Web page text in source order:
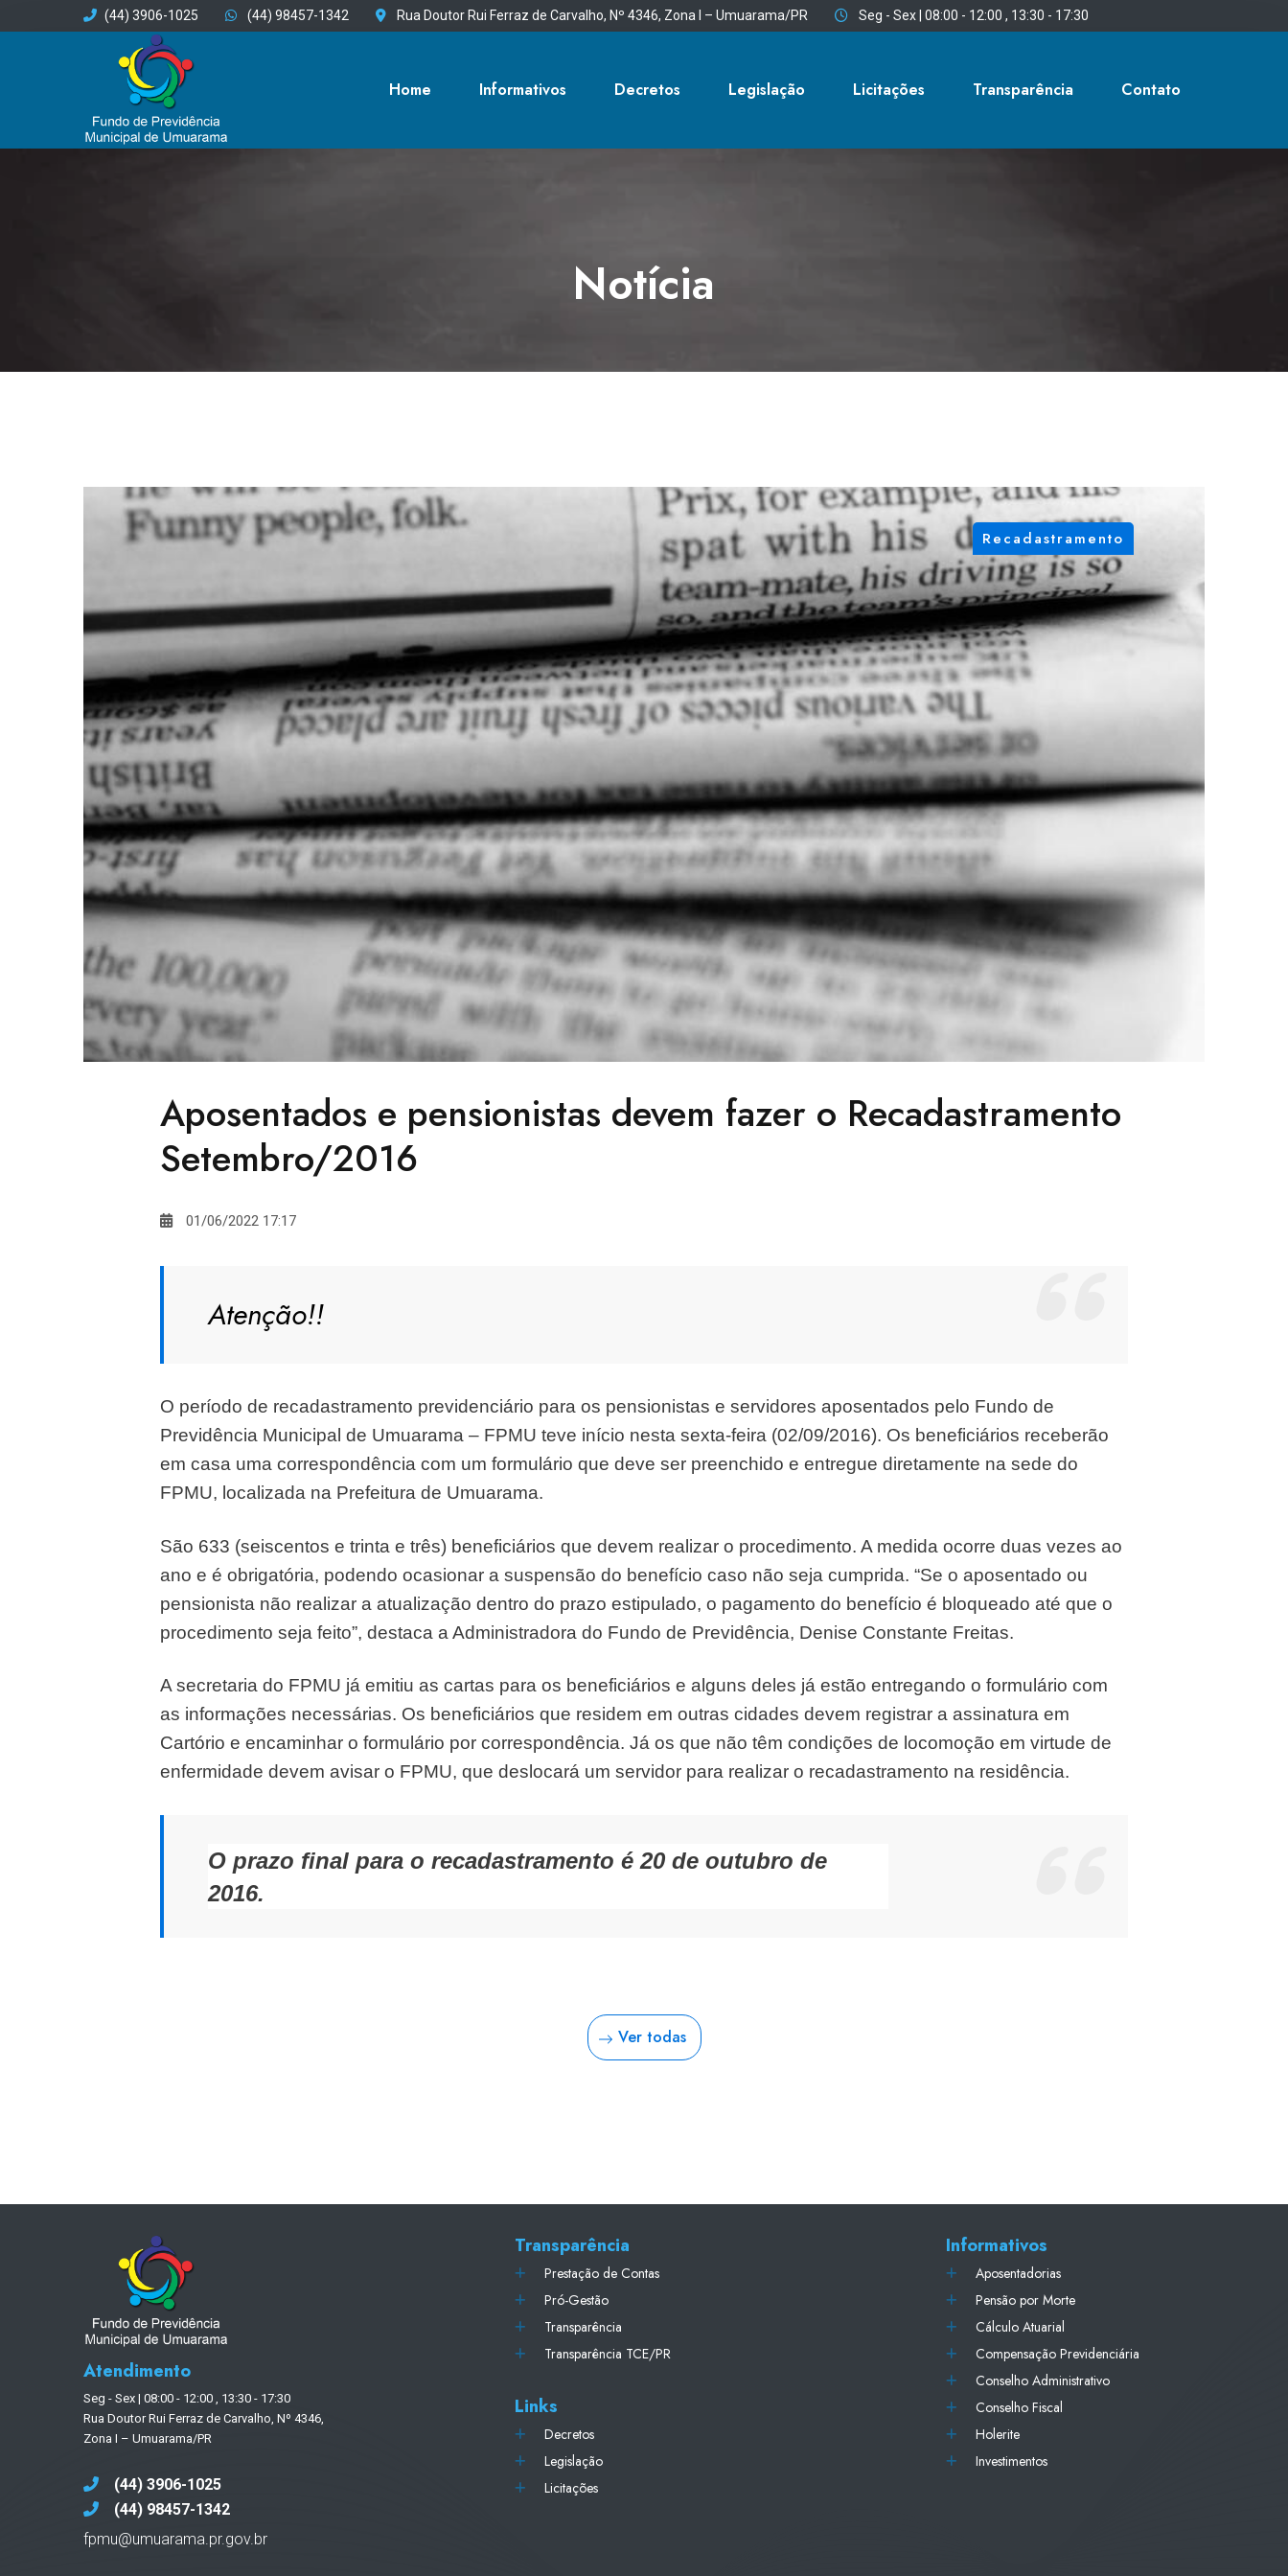
(44) 3906-1025 (44) 98457-1342 Rua Doutor Rui Ferraz de Carvalho, Nº 4346, Zona I – Umuarama/PR Seg - Sex | 08:00 - 12:00 , 13:30 - 17:30
Home Informativos Decretos Legislação Licitações Transparência Contato
Notícia
Recadastramento
Aposentados e pensionistas devem fazer o Recadastramento
Setembro/2016
01/06/2022 17:17
Atenção!!
O período de recadastramento previdenciário para os pensionistas e servidores aposentados pelo Fundo de
Previdência Municipal de Umuarama – FPMU teve início nesta sexta-feira (02/09/2016). Os beneficiários receberão
em casa uma correspondência com um formulário que deve ser preenchido e entregue diretamente na sede do
FPMU, localizada na Prefeitura de Umuarama.
São 633 (seiscentos e trinta e três) beneficiários que devem realizar o procedimento. A medida ocorre duas vezes ao
ano e é obrigatória, podendo ocasionar a suspensão do benefício caso não seja cumprida. “Se o aposentado ou
pensionista não realizar a atualização dentro do prazo estipulado, o pagamento do benefício é bloqueado até que o
procedimento seja feito”, destaca a Administradora do Fundo de Previdência, Denise Constante Freitas.
A secretaria do FPMU já emitiu as cartas para os beneficiários e alguns deles já estão entregando o formulário com
as informações necessárias. Os beneficiários que residem em outras cidades devem registrar a assinatura em
Cartório e encaminhar o formulário por correspondência. Já os que não têm condições de locomoção em virtude de
enfermidade devem avisar o FPMU, que deslocará um servidor para realizar o recadastramento na residência.
O prazo final para o recadastramento é 20 de outubro de
2016.
Ver todas
Atendimento
Seg - Sex | 08:00 - 12:00 , 13:30 - 17:30
Rua Doutor Rui Ferraz de Carvalho, Nº 4346,
Zona I – Umuarama/PR
(44) 3906-1025
(44) 98457-1342
fpmu@umuarama.pr.gov.br
Transparência
Prestação de Contas
Pró-Gestão
Transparência
Transparência TCE/PR
Links
Decretos
Legislação
Licitações
Informativos
Aposentadorias
Pensão por Morte
Cálculo Atuarial
Compensação Previdenciária
Conselho Administrativo
Conselho Fiscal
Holerite
Investimentos